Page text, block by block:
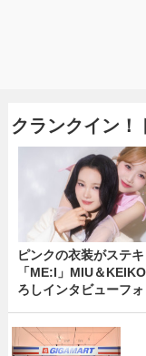
クランクイン
ピンクの衣装がステキ
「ME:I」MIU＆
ろしインタビューフォ